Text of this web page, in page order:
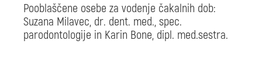
Pooblaščene osebe za vodenje čakalnih dob:
Suzana Milavec, dr. dent. med., spec.
parodontologije in Karin Bone, dipl. med.sestra.